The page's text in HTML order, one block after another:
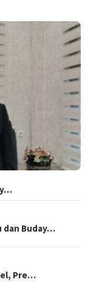
dan Buday…
Pre…